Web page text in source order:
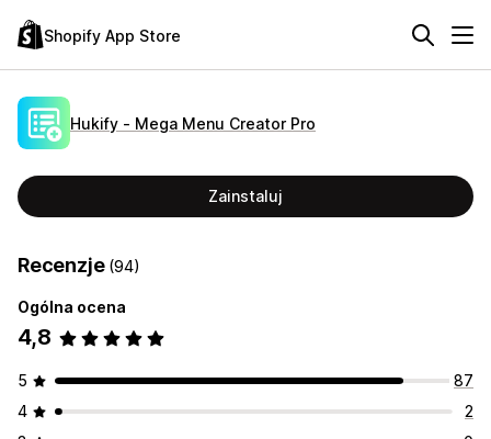
Shopify App Store
Hukify ‑ Mega Menu Creator Pro
Zainstaluj
Recenzje (94)
Ogólna ocena
4,8
5
87
4
2